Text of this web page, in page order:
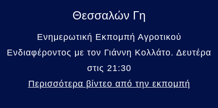
Θεσσαλών Γη
Ενημερωτική Εκπομπή Αγροτικού
Ενδιαφέροντος με τον Γιάννη Κολλάτο. Δευτέρα
στις 21:30
Περισσότερα βίντεο από την εκπομπή